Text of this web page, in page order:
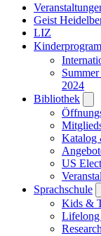
Geist
LIZ
2024
Bibliothek
Katalog
US
Sprachschule
Kids &
Lifelong